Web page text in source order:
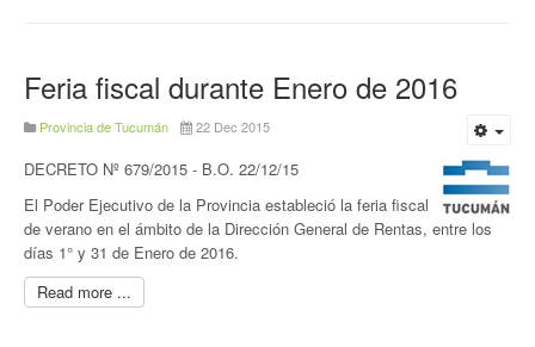
Feria fiscal durante Enero de 2016
Provincia de Tucumán 22 Dec 2015
DECRETO Nº 679/2015 - B.O. 22/12/15
El Poder Ejecutivo de la Provincia estableció la feria fiscal
de verano en el ámbito de la Dirección General de Rentas, entre los
días 1° y 31 de Enero de 2016.
Read more ...